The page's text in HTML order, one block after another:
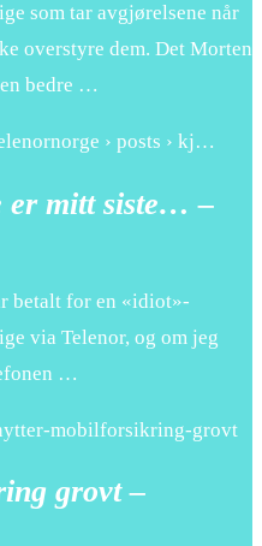
som tar avgjørelsene når
overstyre dem. Det Morten
bedre …
› posts › kj…
er mitt siste… –
betalt for en «idiot»-
via Telenor, og om jeg
…
mobilforsikring-grovt
grovt –